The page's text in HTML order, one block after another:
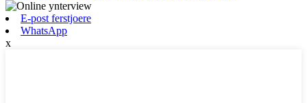
E-post ferstjoere
WhatsApp
x